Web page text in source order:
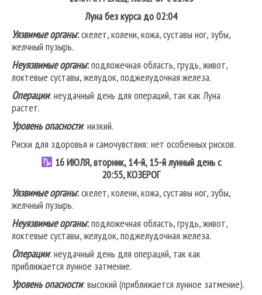
Луна без курса до 02:04
Уязвимые органы:скелет, колени, кожа, суставы ног, зубы,
желчный пузырь.
Неуязвимые органы:подложечная область, грудь, живот,
локтевые суставы, желудок, поджелудочная железа.
Операции: неудачный день для операций, так как Луна
растет.
Уровень опасности: низкий.
Риски для здоровья и самочувствия: нет особенных рисков.
16ИЮЛЯ, вторник, 14-й, 15-й лунный день с
20:55,КОЗЕРОГ
Уязвимые органы:скелет, колени, кожа, суставы ног, зубы,
желчный пузырь.
Неуязвимые органы:подложечная область, грудь, живот,
локтевые суставы, желудок, поджелудочная железа.
Операции: неудачный день для операций, так как
приближается лунное затмение.
Уровень опасности: высокий (приближается лунное затмение).